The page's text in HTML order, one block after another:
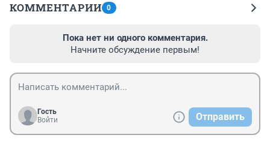
КОММЕНТАРИИ 0
Пока нет ни одного комментария.
Начните обсуждение первым!
Гость
Войти
Отправить